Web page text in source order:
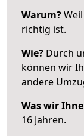
Warum?
richtig ist.
Wie? Durch
können wir
andere
Was wir
16 Jahren.